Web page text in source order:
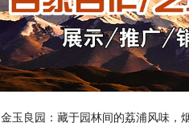
金玉良园：藏于园林间的荔浦风味，